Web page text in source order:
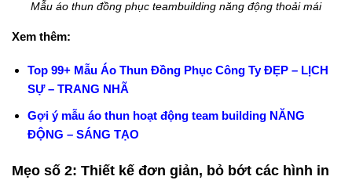
Mẫu áo thun đồng phục teambuilding năng động thoải mái
Xem thêm:
Top 99+ Mẫu Áo Thun Đồng Phục Công Ty ĐẸP – LỊCH
SỰ – TRANG NHÃ
Gợi ý mẫu áo thun hoạt động team building NĂNG
ĐỘNG – SÁNG TẠO
Mẹo số 2: Thiết kế đơn giản, bỏ bớt các hình in